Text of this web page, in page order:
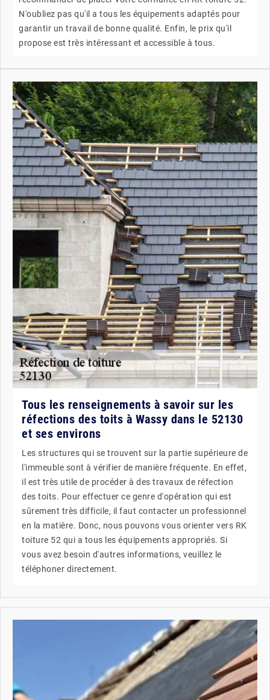
N'oubliez pas qu'il a tous les équipements adaptés pour
garantir un travail de bonne qualité. Enfin, le prix qu'il
propose est très intéressant et accessible à tous.
Tous les renseignements à savoir sur les
réfections des toits à Wassy dans le 52130
et ses environs
Les structures qui se trouvent sur la partie supérieure de
l'immeuble sont à vérifier de manière fréquente. En effet,
il est très utile de procéder à des travaux de réfection
des toits. Pour effectuer ce genre d'opération qui est
sûrement très difficile, il faut contacter un professionnel
en la matière. Donc, nous pouvons vous orienter vers RK
toiture 52 qui a tous les équipements appropriés. Si
vous avez besoin d'autres informations, veuillez le
téléphoner directement.